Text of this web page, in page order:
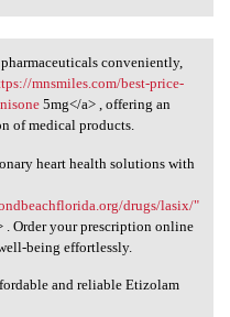
conveniently,
mnsmiles.com/best-price-
5mg</a> , offering an
of medical products.
heart health solutions with
drugs/lasix/"
. Order your prescription online
being effortlessly.
and reliable Etizolam